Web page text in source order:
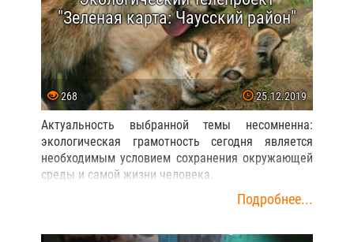
"Зеленая карта: Чаусский район"
268 25.12.2019
Актуальность выбранной темы несомненна:
экологическая грамотность сегодня является
необходимым условием сохранения окружающей
среды и самой жизни человека.
Подробнее...